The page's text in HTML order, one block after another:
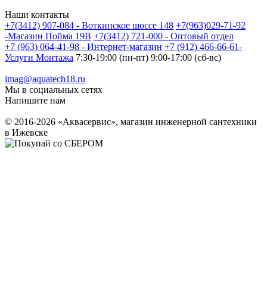
Наши контакты
+7(3412) 907-084 - Воткинское шоссе 148 +7(963)029-71-92
-Магазин Пойма 19В +7(3412) 721-000 - Оптовый отдел
+7 (963) 064-41-98 - Интернет-магазин +7 (912) 466-66-61-
Услуги Монтажа 7:30-19:00 (пн-пт) 9:00-17:00 (сб-вс)
imag@aquatech18.ru
Мы в социальных сетях
Напишите нам
© 2016-2026 «Аквасервис», магазин инженерной сантехники
в Ижевске